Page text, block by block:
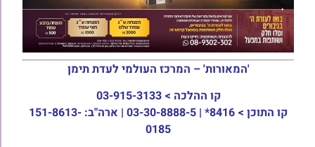
'המאורות' – המרכז העולמי לעדת תימן
קו ההלכה > 03-915-3133
קו התוכן >
8416* | 03-30-8888-5 | ארה"ב: 151-8613-
0185